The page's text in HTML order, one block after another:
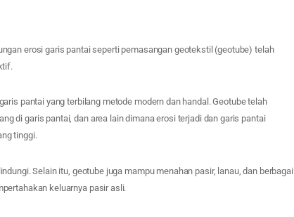
erosi garis pantai seperti pemasangan geotekstil (geotube) telah
pantai yang terbilang metode modern dan handal. Geotube telah
di garis pantai, dan area lain dimana erosi terjadi dan garis pantai
tinggi.
Selain itu, geotube juga mampu menahan pasir, lanau, dan berbagai
keluarnya pasir asli.